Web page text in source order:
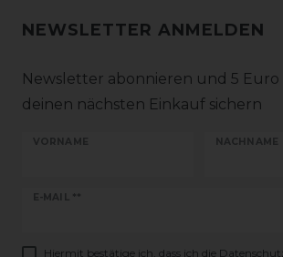
NEWSLETTER ANMELDEN
Newsletter abonnieren und 5 Euro
deinen nächsten Einkauf sichern
VORNAME NACHNAME
E-MAIL **
Newsletter
Hiermit bestätige ich, dass ich die